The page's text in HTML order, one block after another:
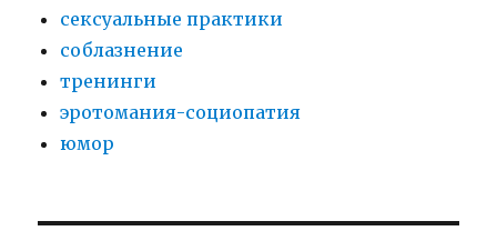
сексуальные практики
соблазнение
тренинги
эротомания-социопатия
юмор